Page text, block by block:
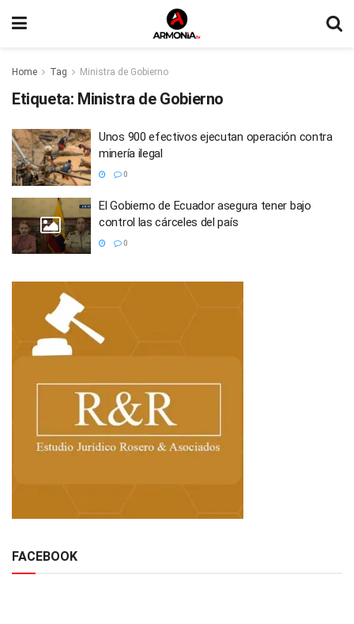
Home Tag Ministra de Gobierno
Etiqueta: Ministra de Gobierno
Unos 900 efectivos ejecutan operación contra
minería ilegal
0
El Gobierno de Ecuador asegura tener bajo
control las cárceles del país
0
FACEBOOK